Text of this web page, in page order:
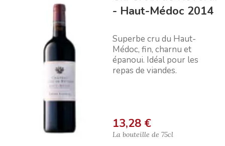
- Haut-Médoc 2014
Superbe cru du Haut-
Médoc, fin, charnu et
épanoui. Idéal pour les
repas de viandes.
13,28 €
La bouteille de 75cl